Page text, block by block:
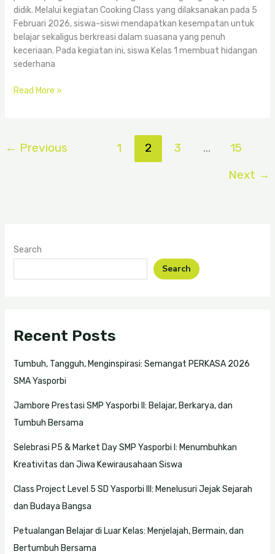
didik. Melalui kegiatan Cooking Class yang dilaksanakan pada 5
Februari 2026, siswa-siswi mendapatkan kesempatan untuk
belajar sekaligus berkreasi dalam suasana yang penuh
keceriaan. Pada kegiatan ini, siswa Kelas 1 membuat hidangan
sederhana
Read More »
← Previous 1 2 3 …
15
Next →
Search
Search
Recent Posts
Tumbuh, Tangguh, Menginspirasi: Semangat PERKASA 2026
SMA Yasporbi
Jambore Prestasi SMP Yasporbi II: Belajar, Berkarya, dan
Tumbuh Bersama
Selebrasi P5 & Market Day SMP Yasporbi I: Menumbuhkan
Kreativitas dan Jiwa Kewirausahaan Siswa
Class Project Level 5 SD Yasporbi III: Menelusuri Jejak Sejarah
dan Budaya Bangsa
Petualangan Belajar di Luar Kelas: Menjelajah, Bermain, dan
Bertumbuh Bersama